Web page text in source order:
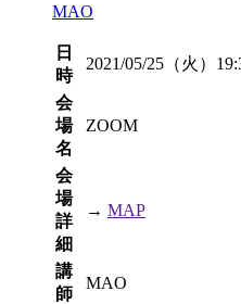
MAO
日
時
2021/05/25（火）
会
場
名
ZOOM
会
場
詳
細
→ MAP
講
師
MAO